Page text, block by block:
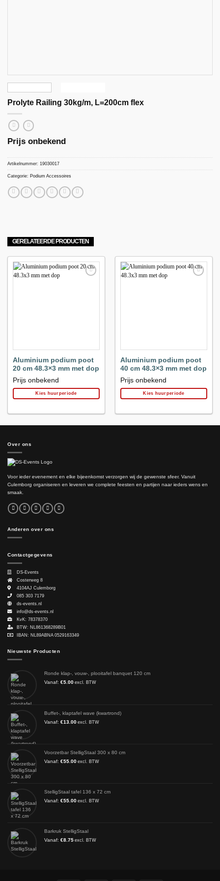
Prolyte Railing 30kg/m, L=200cm flex
Prijs onbekend
Artikelnummer: 19030017
Categorie: Podium Accessoires
GERELATEERDE PRODUCTEN
Aluminium podium poot
20 cm 48.3×3 mm met dop
Prijs onbekend
Kies huurperiode
Aluminium podium poot
40 cm 48.3×3 mm met dop
Prijs onbekend
Kies huurperiode
Over ons
Voor ieder evenement en elke bijeenkomst verzorgen wij de gewenste sfeer. Vanuit
Culemborg organiseren en leveren we complete feesten en partijen naar ieders wens en
smaak.
Anderen over ons
Contactgegevens
DS-Events
Costerweg 8
4104AJ Culemborg
085 303 7179
ds-events.nl
info@ds-events.nl
KvK: 78378370
BTW: NL861368289B01
IBAN: NL89ABNA 0529163349
Nieuwste Producten
Ronde klap-, vouw-, plooitafel banquet 120 cm
Vanaf: €5.00 excl. BTW
Buffet-, klaptafel wave (kwartrond)
Vanaf: €13.00 excl. BTW
Voorzetbar StelligStaal 300 x 80 cm
Vanaf: €55.00 excl. BTW
StelligStaal tafel 136 x 72 cm
Vanaf: €55.00 excl. BTW
Barkruk StelligStaal
Vanaf: €8.75 excl. BTW